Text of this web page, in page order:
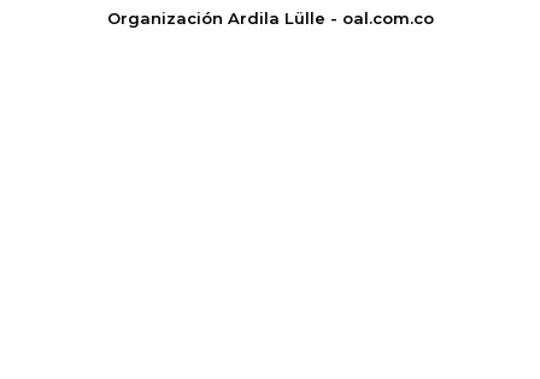
Organización Ardila Lülle - oal.com.co